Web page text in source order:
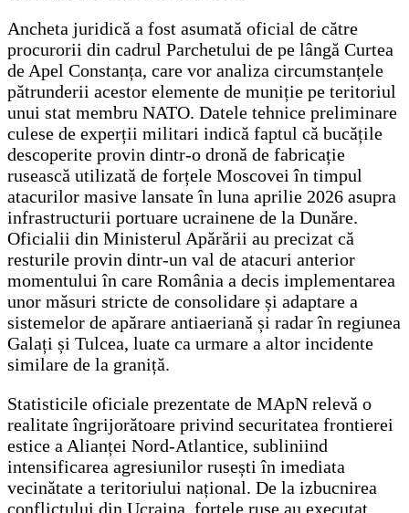
Ancheta juridică a fost asumată oficial de către
procurorii din cadrul Parchetului de pe lângă Curtea
de Apel Constanța, care vor analiza circumstanțele
pătrunderii acestor elemente de muniție pe teritoriul
unui stat membru NATO. Datele tehnice preliminare
culese de experții militari indică faptul că bucățile
descoperite provin dintr-o dronă de fabricație
rusească utilizată de forțele Moscovei în timpul
atacurilor masive lansate în luna aprilie 2026 asupra
infrastructurii portuare ucrainene de la Dunăre.
Oficialii din Ministerul Apărării au precizat că
resturile provin dintr-un val de atacuri anterior
momentului în care România a decis implementarea
unor măsuri stricte de consolidare și adaptare a
sistemelor de apărare antiaeriană și radar în regiunea
Galați și Tulcea, luate ca urmare a altor incidente
similare de la graniță.
Statisticile oficiale prezentate de MApN relevă o
realitate îngrijorătoare privind securitatea frontierei
estice a Alianței Nord-Atlantice, subliniind
intensificarea agresiunilor rusești în imediata
vecinătate a teritoriului național. De la izbucnirea
conflictului din Ucraina, forțele ruse au executat